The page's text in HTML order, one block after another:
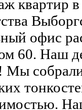
квартир
офис
60. Наш
Мы